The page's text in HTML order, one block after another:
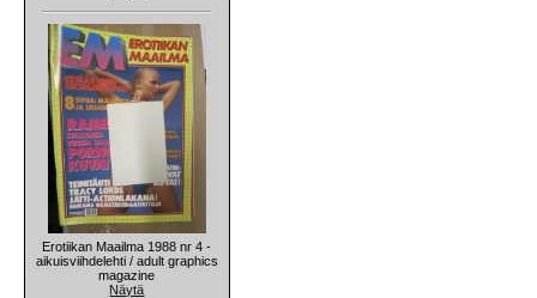
Erotiikan Maailma 1988 nr 4 -
aikuisviihdelehti / adult graphics
magazine
Näytä